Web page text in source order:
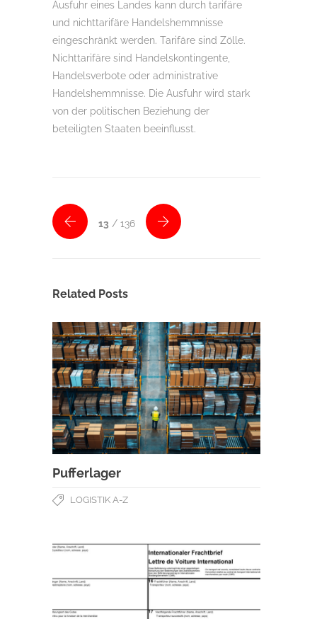
Ausfuhr eines Landes kann durch tarifäre
und nichttarifäre Handelshemmnisse
eingeschränkt werden. Tarifäre sind Zölle.
Nichttarifäre sind Handelskontingente,
Handelsverbote oder administrative
Handelshemmnisse. Die Ausfuhr wird stark
von der politischen Beziehung der
beteiligten Staaten beeinflusst.
13 / 136
Related Posts
Pufferlager
LOGISTIK A-Z